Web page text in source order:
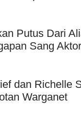
Putus Dari
Sang
dan Richelle
Warganet